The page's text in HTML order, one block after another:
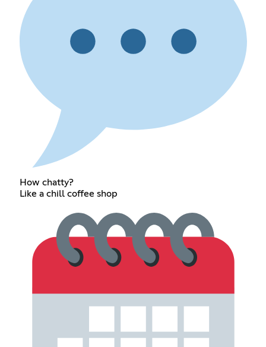
How chatty?
Like a chill coffee shop